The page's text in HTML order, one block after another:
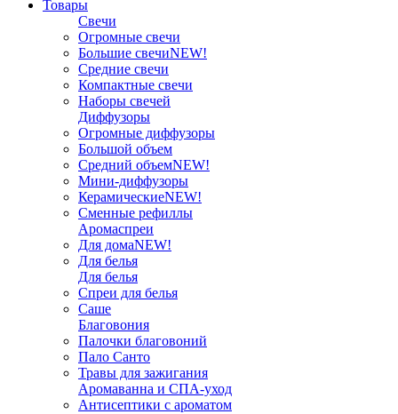
Товары
Свечи
Огромные свечи
Большие свечиNEW!
Средние свечи
Компактные свечи
Наборы свечей
Диффузоры
Огромные диффузоры
Большой объем
Средний объемNEW!
Мини-диффузоры
КерамическиеNEW!
Сменные рефиллы
Аромаспреи
Для домаNEW!
Для белья
Для белья
Спреи для белья
Саше
Благовония
Палочки благовоний
Пало Санто
Травы для зажигания
Аромаванна и СПА-уход
Антисептики с ароматом